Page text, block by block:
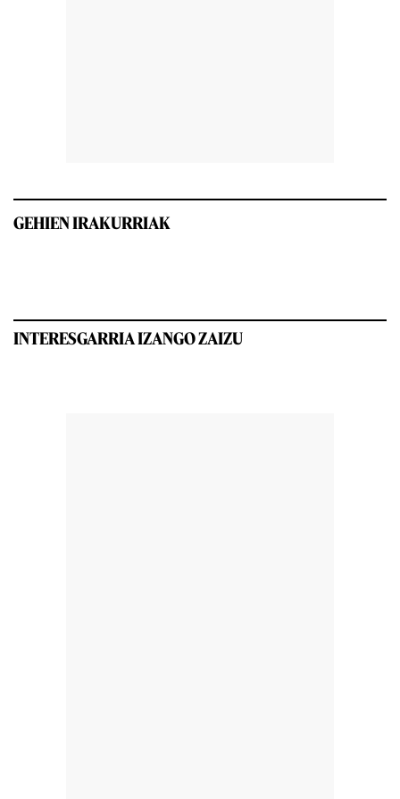
GEHIEN IRAKURRIAK
INTERESGARRIA IZANGO ZAIZU